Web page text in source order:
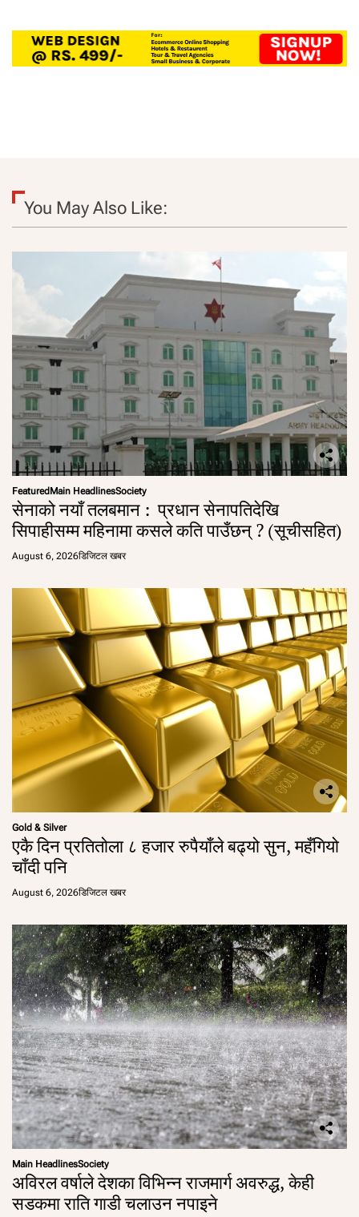
You May Also Like:
Featured Main HeadlinesSociety
सेनाको नयाँ तलबमान : प्रधान सेनापतिदेखि
सिपाहीसम्म महिनामा कसले कति पाउँछन् ? (सूचीसहित)
August 6, 2026डिजिटल खबर
Gold & Silver
एकै दिन प्रतितोला ८ हजार रुपैयाँले बढ्यो सुन, महँगियो
चाँदी पनि
August 6, 2026डिजिटल खबर
Main HeadlinesSociety
अविरल वर्षाले देशका विभिन्न राजमार्ग अवरुद्ध, केही
सडकमा राति गाडी चलाउन नपाइने